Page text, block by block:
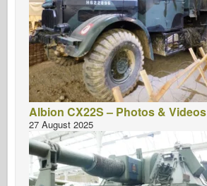
Albion CX22S – Photos & Videos
27 August 2025